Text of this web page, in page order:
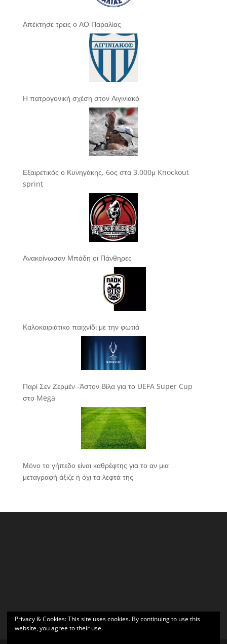
Απέκτησε τρεις ο ΑΟ Παραλίας
Η πατρογονική σχέση στον Αιγινιακό
Εξαιρετικός ο Κυνηγάκης, 6ος στα 3.000μ Knockout
sprint
Ανακοίνωσαν Μπάδη οι Πάνθηρες
Καλοκαιριάτικο παιχνίδι με την φωτιά
Παρί Σεν Ζερμέν -Άστον Βίλα για το UEFA Super Cup
στο Mega
Μόνο το γήπεδο είναι καθρέφτης για το αν μια
μεταγραφή άξιζε ή όχι τα λεφτά της
Privacy & Cookies: This site uses cookies. By continuing to use this
website, you agree to their use.